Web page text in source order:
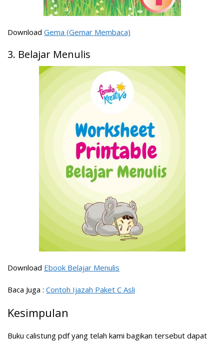
Download Gema (Gemar Membaca)
3. Belajar Menulis
Download Ebook Belajar Menulis
Baca Juga : Contoh Ijazah Paket C Asli
Kesimpulan
Buku calistung pdf yang telah kami bagikan tersebut dapat